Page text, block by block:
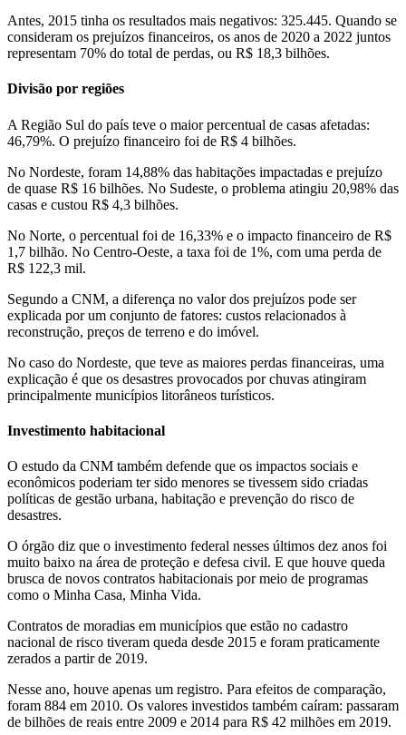
Antes, 2015 tinha os resultados mais negativos: 325.445. Quando se
consideram os prejuízos financeiros, os anos de 2020 a 2022 juntos
representam 70% do total de perdas, ou R$ 18,3 bilhões.
Divisão por regiões
A Região Sul do país teve o maior percentual de casas afetadas:
46,79%. O prejuízo financeiro foi de R$ 4 bilhões.
No Nordeste, foram 14,88% das habitações impactadas e prejuízo
de quase R$ 16 bilhões. No Sudeste, o problema atingiu 20,98% das
casas e custou R$ 4,3 bilhões.
No Norte, o percentual foi de 16,33% e o impacto financeiro de R$
1,7 bilhão. No Centro-Oeste, a taxa foi de 1%, com uma perda de
R$ 122,3 mil.
Segundo a CNM, a diferença no valor dos prejuízos pode ser
explicada por um conjunto de fatores: custos relacionados à
reconstrução, preços de terreno e do imóvel.
No caso do Nordeste, que teve as maiores perdas financeiras, uma
explicação é que os desastres provocados por chuvas atingiram
principalmente municípios litorâneos turísticos.
Investimento habitacional
O estudo da CNM também defende que os impactos sociais e
econômicos poderiam ter sido menores se tivessem sido criadas
políticas de gestão urbana, habitação e prevenção do risco de
desastres.
O órgão diz que o investimento federal nesses últimos dez anos foi
muito baixo na área de proteção e defesa civil. E que houve queda
brusca de novos contratos habitacionais por meio de programas
como o Minha Casa, Minha Vida.
Contratos de moradias em municípios que estão no cadastro
nacional de risco tiveram queda desde 2015 e foram praticamente
zerados a partir de 2019.
Nesse ano, houve apenas um registro. Para efeitos de comparação,
foram 884 em 2010. Os valores investidos também caíram: passaram
de bilhões de reais entre 2009 e 2014 para R$ 42 milhões em 2019.